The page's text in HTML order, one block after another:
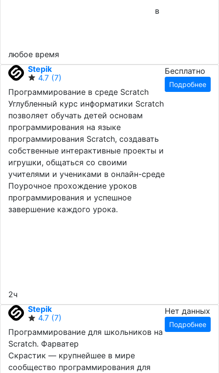
в
любое время
Stepik
4.7 (7)
Программирование в среде Scratch
Углубленный курс информатики Scratch
позволяет обучать детей основам
программирования на языке
программирования Scratch, создавать
собственные интерактивные проекты и
игрушки, общаться со своими
учителями и учениками в онлайн-среде
Поурочное прохождение уроков
программирования и успешное
завершение каждого урока.
2ч
Бесплатно
Подробнее
Stepik
4.7 (7)
Программирование для школьников на
Scratch. Фарватер
Скрастик — крупнейшее в мире
сообщество программирования для
Нет данных
Подробнее